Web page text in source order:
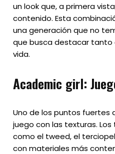
un look que, a primera
contenido. Esta
una generación que no
que busca destacar tanto
vida.
Academic girl:
Uno de los puntos fuertes
juego con las texturas.
como el tweed, el
con materiales más